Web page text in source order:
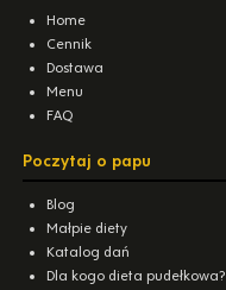
Home
Cennik
Dostawa
Menu
FAQ
Poczytaj o papu
Blog
Małpie diety
Katalog dań
Dla kogo dieta pudełkowa?